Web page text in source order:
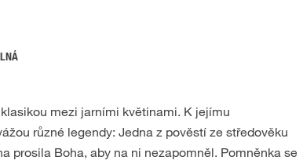
mezi jarními květinami. K jejímu
různé legendy: Jedna z pověstí ze středověku
prosila Boha, aby na ni nezapomněl. Pomněnka se